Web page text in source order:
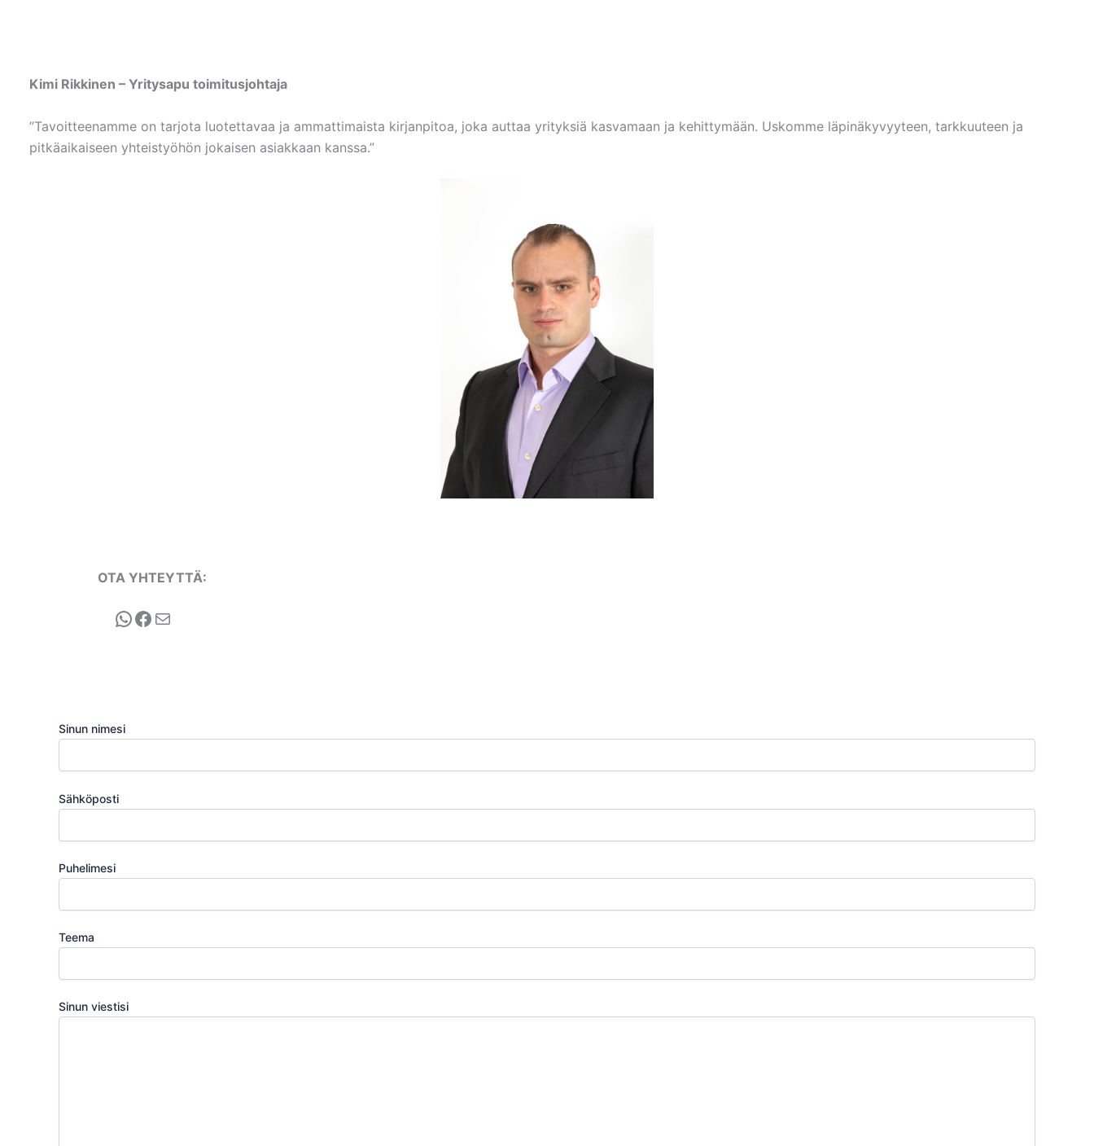
Kimi Rikkinen – Yritysapu toimitusjohtaja
”Tavoitteenamme on tarjota luotettavaa ja ammattimaista kirjanpitoa, joka auttaa yrityksiä kasvamaan ja kehittymään. Uskomme läpinäkyvyyteen, tarkkuuteen ja
pitkäaikaiseen yhteistyöhön jokaisen asiakkaan kanssa.”
OTA YHTEYTTÄ:
WhatsApp
Facebook
Sähköposti
Sinun nimesi
Sähköposti
Puhelimesi
Teema
Sinun viestisi